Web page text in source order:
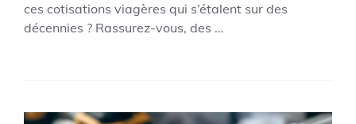
ces cotisations viagères qui s’étalent sur des
décennies ? Rassurez-vous, des …